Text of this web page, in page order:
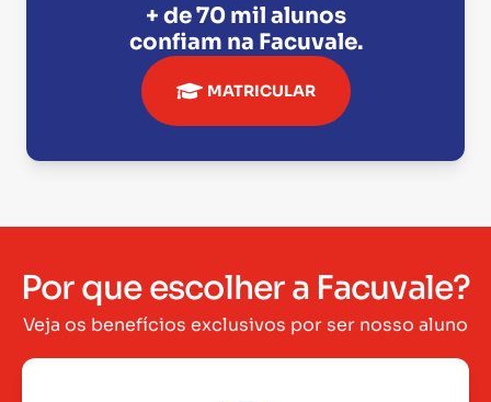
+ de 70 mil alunos
confiam na Facuvale.
MATRICULAR
Por que escolher a Facuvale?
Veja os benefícios exclusivos por ser nosso aluno